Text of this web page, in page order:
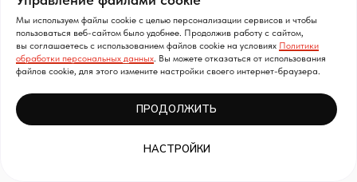
Мы используем файлы cookie с целью персонализации сервисов и чтобы
пользоваться веб-сайтом было удобнее. Продолжив работу с сайтом,
вы соглашаетесь с использованием файлов cookie на условиях Политики
обработки персональных данных. Вы можете отказаться от использования
файлов cookie, для этого измените настройки своего интернет-браузера.
ПРОДОЛЖИТЬ
НАСТРОЙКИ
Хотите всегда быть в курсе событий на рынке IT? Подписывайтесь на
наш Telegram-канал!
ПЕРЕЙТИ В TELEGRAM
Показать еще
ГК Selecty ©